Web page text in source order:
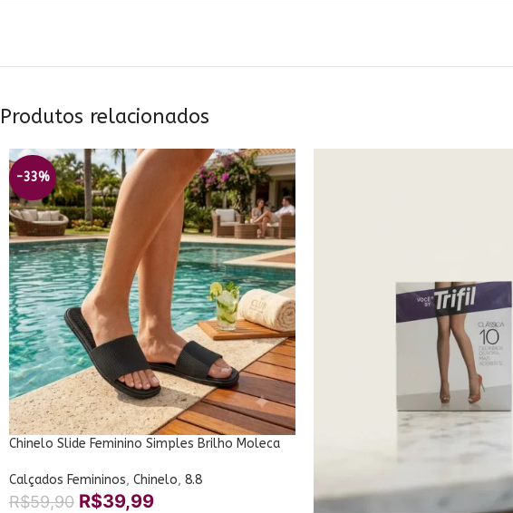
Produtos relacionados
-33%
Chinelo Slide Feminino Simples Brilho Moleca
Calçados Femininos, Chinelo, 8.8
R$59,90 R$39,99